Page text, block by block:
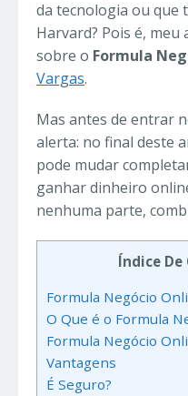
da tecnologia ou que
Harvard? Pois é,
sobre o Formula
Vargas.
Mas antes de entrar
alerta: no final deste
pode mudar
ganhar dinheiro
nenhuma parte,
Índice
Formula Negócio
O Que é o Formula
Formula Negócio
Vantagens
É Seguro?